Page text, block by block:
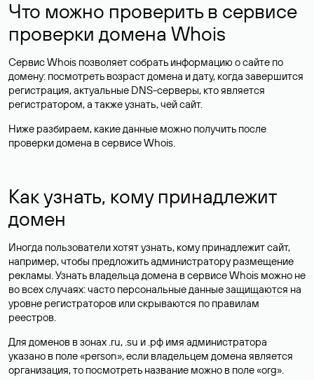
Что можно проверить в сервисе
проверки домена Whois
Сервис Whois позволяет собрать информацию о сайте по
домену: посмотреть возраст домена и дату, когда завершится
регистрация, актуальные DNS-серверы, кто является
регистратором, а также узнать, чей сайт.
Ниже разбираем, какие данные можно получить после
проверки домена в сервисе Whois.
Как узнать, кому принадлежит
домен
Иногда пользователи хотят узнать, кому принадлежит сайт,
например, чтобы предложить администратору размещение
рекламы. Узнать владельца домена в сервисе Whois можно не
во всех случаях: часто персональные данныезащищаются на
уровне регистраторов или скрываются по правилам
реестров.
Для доменов в зонах .ru, .su и .рф имя администратора
указано в поле «person», если владельцем домена является
организация, то посмотреть название можно в поле «org».